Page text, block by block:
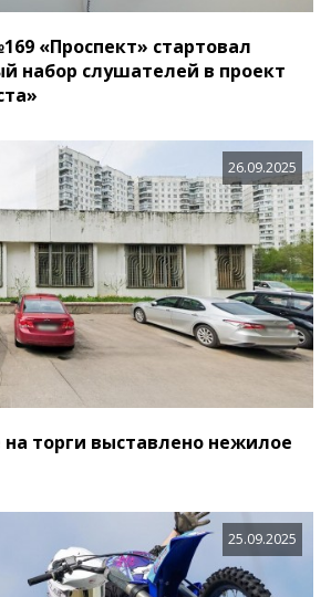
«Проспект» стартовал
набор слушателей в проект
26.09.2025
торги выставлено нежилое
25.09.2025